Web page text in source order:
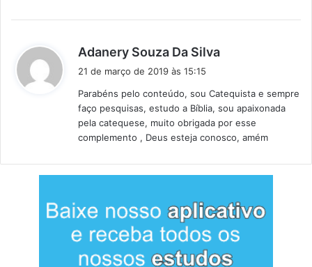
Adanery Souza Da Silva
s
e
:
21 de março de 2019 às 15:15
Parabéns pelo conteúdo, sou Catequista e sempre
faço pesquisas, estudo a Bíblia, sou apaixonada
pela catequese, muito obrigada por esse
complemento , Deus esteja conosco, amém